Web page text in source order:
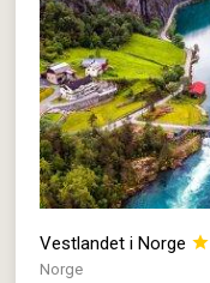
Vestlandet i Norge 
Norge